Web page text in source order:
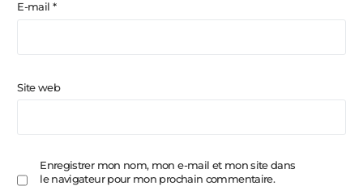
E-mail *
Site web
Enregistrer mon nom, mon e-mail et mon site dans
le navigateur pour mon prochain commentaire.